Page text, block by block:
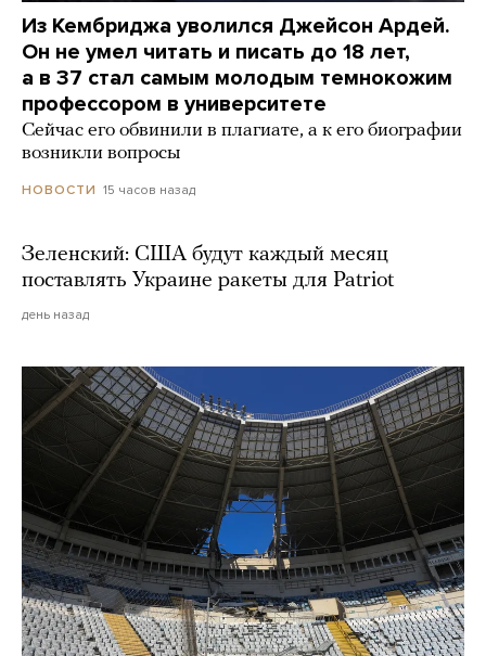
Из Кембриджа уволился Джейсон Ардей.
Он не умел читать и писать до 18 лет,
а в 37 стал самым молодым темнокожим
профессором в университете
Сейчас его обвинили в плагиате, а к его биографии
возникли вопросы
НОВОСТИ 15 часов назад
Зеленский: США будут каждый месяц
поставлять Украине ракеты для Patriot
день назад